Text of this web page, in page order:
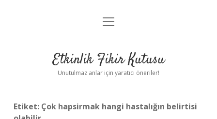
Anasayfa
Yasal Uyarı
menüyü
Etkinlik Fikir Kutusu
Unutulmaz anlar için yaratıcı öneriler!
Etiket: Çok hapsirmak hangi hastalığın belirtisi